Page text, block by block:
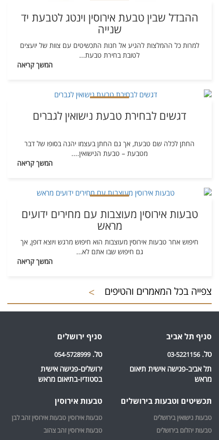
ההבדל שבין טבעת אירוסין וינטג לטבעת יד
שנייה
למרות כל ההמלצות להגיע אל חנות התכשיטים עם צוות של יועצים
לטובת בחירת טבעת...
המשך קריאה
דגשים לבחירת טבעת נישואין לגברים
החתן לכלה שם טבעת, אך גם החתן בעצמו יהנה בסופו של דבר
מטבעת – טבעת הנישואין....
המשך קריאה
טבעות אירוסין מעוצבות עם מחירים ידועים
מראש
חיפוש אחר טבעות אירוסין מעוצבות הוא חיפוש מרגש ויוצא דופן, אך
גם חיפוש שבו אתם לא...
המשך קריאה
צפייה בכל המאמרים והטיפים >
סניף תל אביב
טל. 03-5221156
תל אביב-פגישה אישית תיאום
מראש
סניף ירושלים‎
טל.054-5728999
ירושלים-פגישה אישית
בסטודיו-בתיאום מראש
תכשיטים וטבעות בירושלים
טבעות נישואין בירושלים
טבעות יהלום בירושלים
טבעות אירוסין
טבעות אירוסין טבעות אירוסין זהב לבן
טבעות אירוסין זהב צהוב